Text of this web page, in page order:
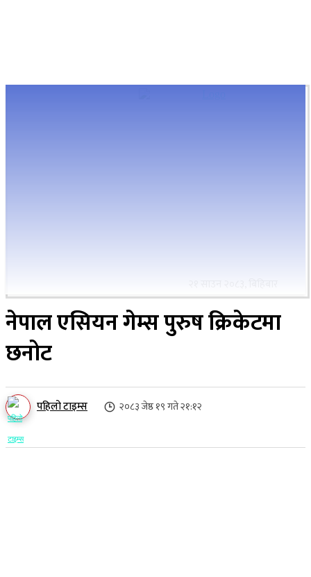
नेपाल एसियन गेम्स पुरुष क्रिकेटमा
छनोट
पहिलो टाइम्स २०८३ जेष्ठ १९ गते २१:१२